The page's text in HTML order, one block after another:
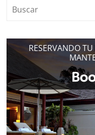
RESERVANDO